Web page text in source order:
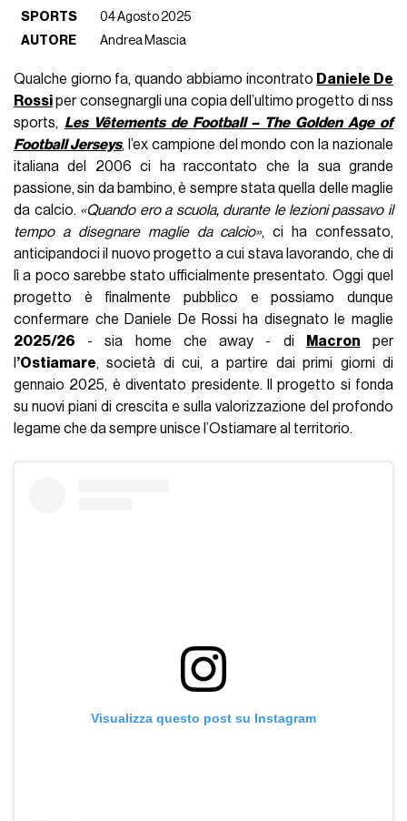
SPORTS
04 Agosto 2025
AUTORE
Andrea Mascia
Qualche giorno fa, quando abbiamo incontrato Daniele De
Rossiper consegnargli una copia dell’ultimo progetto di nss
sports, Les Vêtements de Football – The Golden Age of
Football Jerseys, l’ex campione del mondo con la nazionale
italiana del 2006 ci ha raccontato che la sua grande
passione, sin da bambino, è sempre stata quella delle maglie
da calcio. «Quando ero a scuola, durante le lezioni passavo il
tempo a disegnare maglie da calcio», ci ha confessato,
anticipandoci il nuovo progetto a cui stava lavorando, che di
lì a poco sarebbe stato ufficialmente presentato. Oggi quel
progetto è finalmente pubblico e possiamo dunque
confermare che Daniele De Rossi ha disegnato le maglie
2025/26 - sia home che away - di Macron per
’Ostiamare, società di cui, a partire dai primi giorni di
gennaio 2025, è diventato presidente. Il progetto si fonda
su nuovi piani di crescita e sulla valorizzazione del profondo
legame che da sempre unisce l’Ostiamare al territorio.
Visualizza questo post su Instagram